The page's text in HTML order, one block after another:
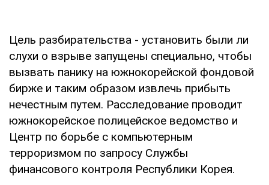
Цель разбирательства - установить были ли
слухи о взрыве запущены специально, чтобы
вызвать панику на южнокорейской фондовой
бирже и таким образом извлечь прибыть
нечестным путем. Расследование проводит
южнокорейское полицейское ведомство и
Центр по борьбе с компьютерным
терроризмом по запросу Службы
финансового контроля Республики Корея.